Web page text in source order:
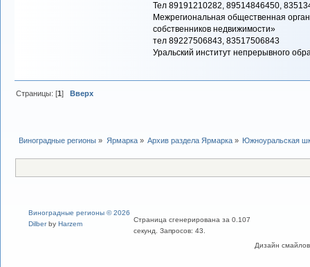
Тел 89191210282, 89514846450,
Межрегиональная общественная
собственников недвижимости»
тел 89227506843, 83517506843
Уральский институт непрерывного
Страницы: [1]Вверх
Виноградные регионы » Ярмарка» Архив раздела Ярмарка» Южноуральская
Дизайн
Виноградные регионы © 2026
Dilberby Harzem
Страница сгенерирована за 0.107
секунд. Запросов: 43.